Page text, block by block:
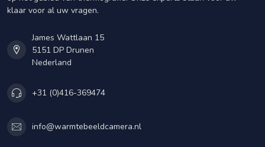
klaar voor al uw vragen.
James Wattlaan 15
5151 DP Drunen
Nederland
+31 (0)416-369474
info@warmtebeeldcamera.nl